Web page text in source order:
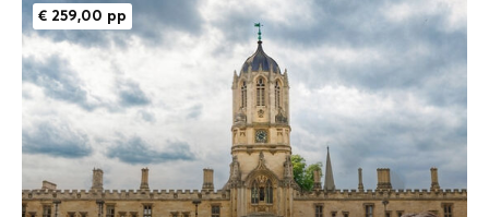
€ 259,00 pp